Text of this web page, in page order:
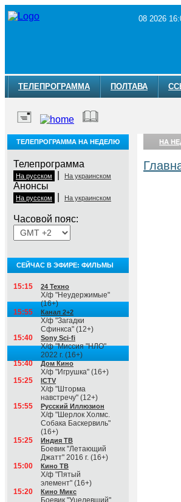
08 2026
ТЕЛЕПРОГРАММА
ПОЛТАВА
ТЕЛЕПРОГРАММА НА НЕДЕЛЮ
Телепрограмма
На русском На украинском
Анонсы
На русском На украинском
Часовой пояс:
СЕЙЧАС В ЭФИРЕ: ФИЛЬМЫ
15:15 24 Техно
Х/ф "Неудержимые"
(16+)
15:55
Канал 2+2
Х/ф "Загадки
Сфинкса" (12+)
15:40
Sony Sci-fi
Х/ф "Миссия "НЛО"
2022 г. (16+)
15:40
Дом Кино
Х/ф "Игрушка" (16+)
15:25
ICTV
Х/ф "Шторма
навстречу" (12+)
15:55
Русский Иллюзион
Х/ф "Шерлок Холмс.
Собака Баскервиль"
(16+)
15:25
Индия ТВ
Боевик "Летающий
Джатт" 2016 г. (16+)
15:00
Кино ТВ
Х/ф "Пятый
элемент" (16+)
15:20
Кино Микс
Боевик "Уцелевший"
НА